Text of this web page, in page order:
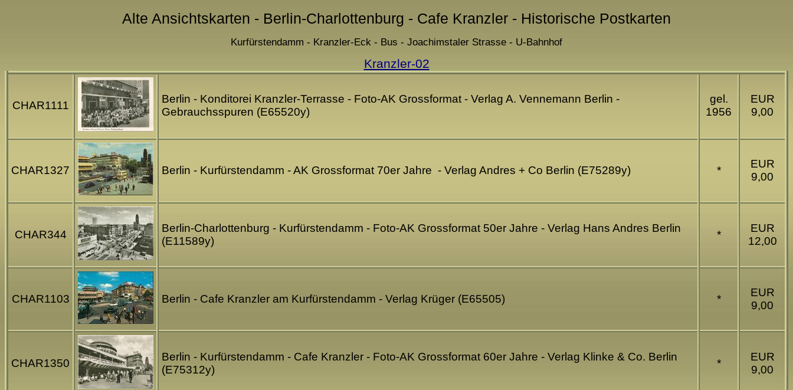
Alte Ansichtskarten - Berlin-Charlottenburg - Cafe Kranzler - Historische Postkarten
Kurfürstendamm - Kranzler-Eck - Bus - Joachimstaler Strasse - U-Bahnhof
Kranzler-02
CHAR1111
Berlin - Konditorei Kranzler-Terrasse - Foto-AK Grossformat - Verlag A. Vennemann Berlin -
Gebrauchsspuren (E65520y)
gel.
1956
EUR
9,00
CHAR1327 Berlin - Kurfürstendamm - AK Grossformat 70er Jahre - Verlag Andres + Co Berlin (E75289y) *
EUR
9,00
CHAR344
Berlin-Charlottenburg - Kurfürstendamm - Foto-AK Grossformat 50er Jahre - Verlag Hans Andres Berlin
(E11589y)
*
EUR
12,00
CHAR1103 Berlin - Cafe Kranzler am Kurfürstendamm - Verlag Krüger (E65505) *
EUR
9,00
CHAR1350
Berlin - Kurfürstendamm - Cafe Kranzler - Foto-AK Grossformat 60er Jahre - Verlag Klinke & Co. Berlin
(E75312y)
*
EUR
9,00